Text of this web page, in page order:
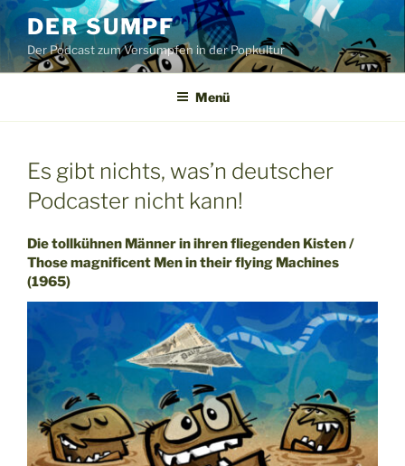
Zum
Inhalt
springen
DER SUMPF
Der Podcast zum Versumpfen in der Popkultur
Menü
Es gibt nichts, was’n deutscher
Podcaster nicht kann!
Die tollkühnen Männer in ihren fliegenden Kisten /
Those magnificent Men in their flying Machines
(1965)